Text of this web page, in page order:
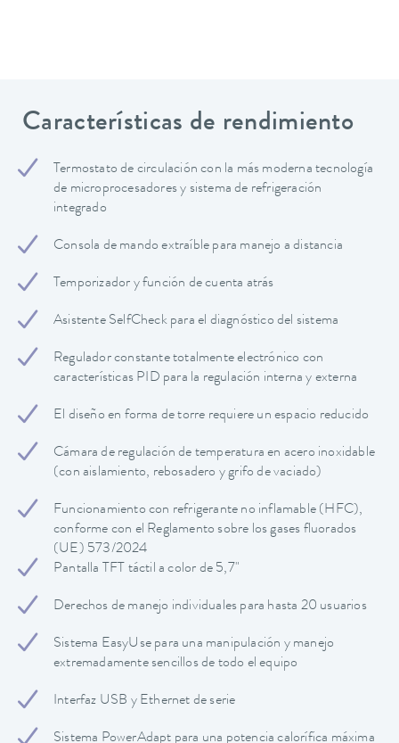
Características de rendimiento
Termostato de circulación con la más moderna tecnología
de microprocesadores y sistema de refrigeración
integrado
Consola de mando extraíble para manejo a distancia
Temporizador y función de cuenta atrás
Asistente SelfCheck para el diagnóstico del sistema
Regulador constante totalmente electrónico con
características PID para la regulación interna y externa
El diseño en forma de torre requiere un espacio reducido
Cámara de regulación de temperatura en acero inoxidable
(con aislamiento, rebosadero y grifo de vaciado)
Funcionamiento con refrigerante no inflamable (HFC),
conforme con el Reglamento sobre los gases fluorados
(UE) 573/2024
Pantalla TFT táctil a color de 5,7"
Derechos de manejo individuales para hasta 20 usuarios
Sistema EasyUse para una manipulación y manejo
extremadamente sencillos de todo el equipo
Interfaz USB y Ethernet de serie
Sistema PowerAdapt para una potencia calorífica máxima